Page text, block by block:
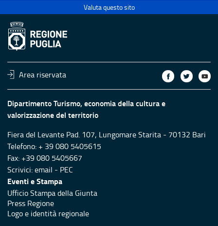
Valuta questo sito
Area riservata
Dipartimento Turismo, economia della cultura e
valorizzazione del territorio
Fiera del Levante Pad. 107, Lungomare Starita - 70132 Bari
Telefono: + 39 080 5405615
Fax: +39 080 5405667
Scrivici:email - PEC
Eventi e Stampa
Ufficio Stampa della Giunta
Press Regione
Logo e identità regionale